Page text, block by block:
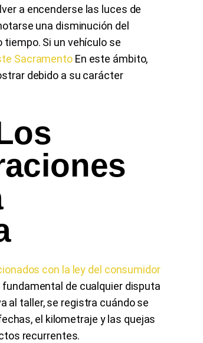
a encenderse las luces de
una disminución del
tiempo. Si un vehículo se
SacramentoEn este ámbito,
debido a su carácter
con la ley del consumidor
de cualquier disputa
al taller, se registra cuándo se
el kilometraje y las quejas
recurrentes.